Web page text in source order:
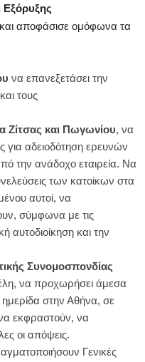
Εξόρυξης
και αποφάσισε ομόφωνα τα
να επανεξετάσει την
τους
Ζίτσας και Πωγωνίου, να
για αδειοδότηση ερευνών
την ανάδοχο εταιρεία. Να
των κατοίκων στα
αυτοί, να
σύμφωνα με τις
αυτοδιοίκηση και την
Συνομοσπονδίας
να προχωρήσει άμεσα
στην Αθήνα, σε
εκφραστούν, να
οι απόψεις.
Γενικές